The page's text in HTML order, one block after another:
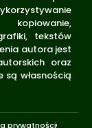
tekstów
autora jest
oraz
własnością
prywatności